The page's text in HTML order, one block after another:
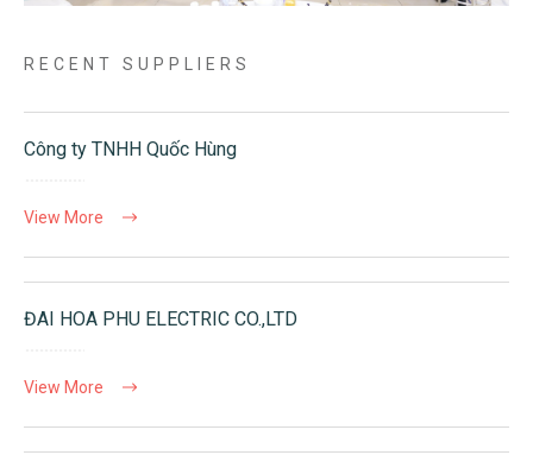
RECENT SUPPLIERS
Công ty TNHH Quốc Hùng
View More
ĐAI HOA PHU ELECTRIC CO.,LTD
View More